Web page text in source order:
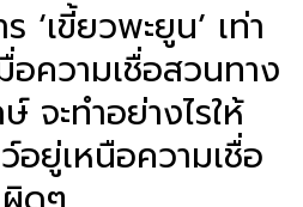
‘เขี้ยวพะยูน’ เท่า
ความเชื่อสวนทาง
จะทำอย่างไรให้
ยู่เหนือความเชื่อ